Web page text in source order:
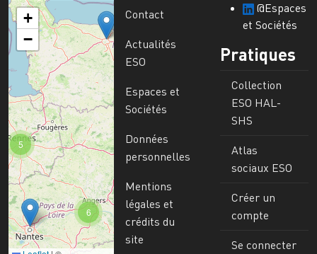
6
5
+
−
Contact
Actualités
ESO
Espaces et
Sociétés
Données
personnelles
Mentions
légales et
crédits du
site
@Espaces
et Sociétés
Pratiques
Collection
ESO HAL-
SHS
Atlas
sociaux ESO
Créer un
compte
Se connecter